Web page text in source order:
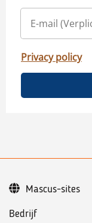
Privacy policy
Bedrijf
Mascus-sites